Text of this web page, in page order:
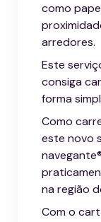
como
arredores.
Este
consiga
forma
Como
este novo
na região
Com o